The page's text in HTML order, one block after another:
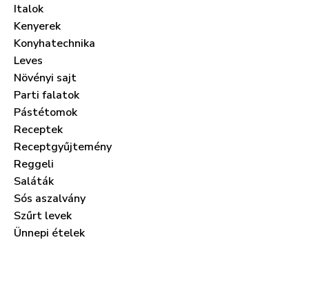
Italok
Kenyerek
Konyhatechnika
Leves
Növényi sajt
Parti falatok
Pástétomok
Receptek
Receptgyűjtemény
Reggeli
Saláták
Sós aszalvány
Szűrt levek
Ünnepi ételek